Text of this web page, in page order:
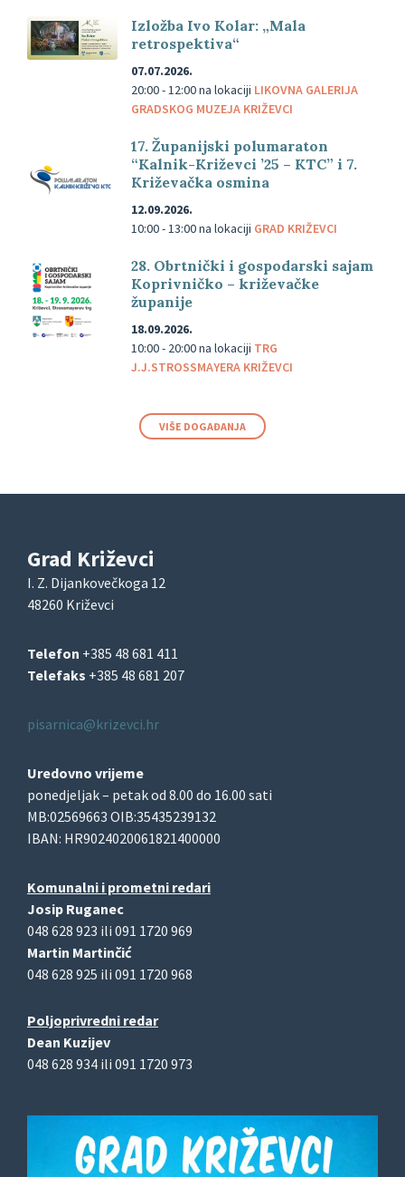
Izložba Ivo Kolar: „Mala
retrospektiva“
07.07.2026.
20:00 - 12:00na lokaciji LIKOVNA GALERIJA
GRADSKOG MUZEJA KRIŽEVCI
17. Županijski polumaraton
“Kalnik-Križevci ’25 – KTC” i 7.
Križevačka osmina
12.09.2026.
10:00 - 13:00na lokaciji GRAD KRIŽEVCI
28. Obrtnički i gospodarski sajam
Koprivničko – križevačke
županije
18.09.2026.
10:00 - 20:00na lokaciji TRG
J.J.STROSSMAYERA KRIŽEVCI
VIŠE DOGAĐANJA
Grad Križevci
I. Z. Dijankovečkoga 12
48260 Križevci
Telefon +385 48 681 411
Telefaks +385 48 681 207
pisarnica@krizevci.hr
Uredovno vrijeme
ponedjeljak – petak od 8.00 do 16.00 sati
MB:02569663 OIB:35435239132
IBAN: HR9024020061821400000
Komunalni i prometni redari
Josip Ruganec
048 628 923 ili 091 1720 969
Martin Martinčić
048 628 925 ili 091 1720 968
Poljoprivredni redar
Dean Kuzijev
048 628 934 ili 091 1720 973